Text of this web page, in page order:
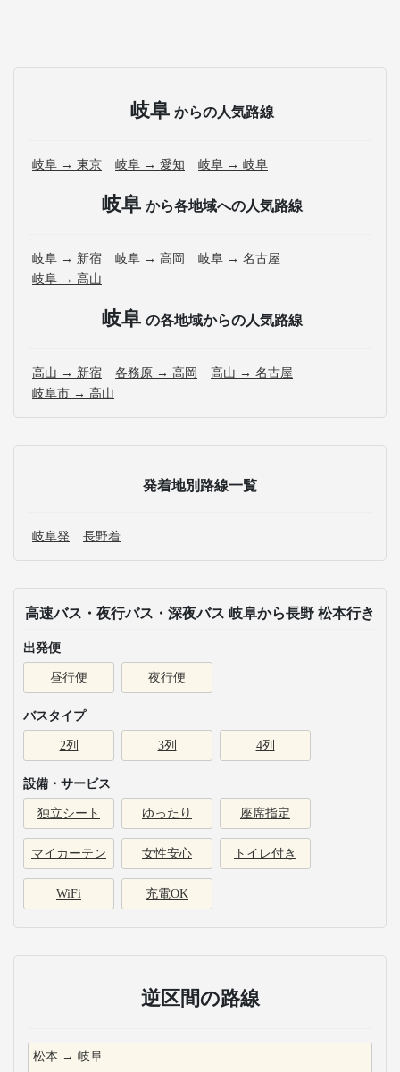
岐阜 からの人気路線
岐阜 → 東京 岐阜 → 愛知 岐阜 → 岐阜
岐阜 から各地域への人気路線
岐阜 → 新宿 岐阜 → 高岡
岐阜 → 名古屋
岐阜 → 高山
岐阜 の各地域からの人気路線
高山 → 新宿 各務原 → 高岡
高山 → 名古屋
岐阜市 → 高山
発着地別路線一覧
岐阜発 長野着
高速バス・夜行バス・深夜バス 岐阜から長野 松本行き
出発便
昼行便 夜行便
バスタイプ
2列 3列 4列
設備・サービス
独立シート ゆったり 座席指定
マイカーテン 女性安心 トイレ付き
WiFi 充電OK
逆区間の路線
松本 → 岐阜